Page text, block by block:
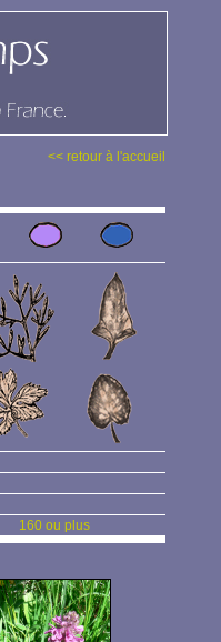
<< retour à l'accueil
160 ou plus